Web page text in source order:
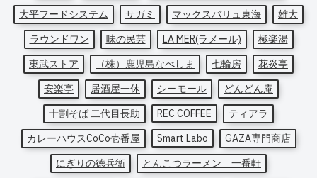
大平フードシステム
サガミ マックスバリュ東海
雄大
ラウンドワン
味の民芸 LA MER(ラメール)
極楽湯
東武ストア
（株）鹿児島なべしま 七輪房
花炎亭
安楽亭
居酒屋一休 シーモール
どんどん庵
十割そば 二代目長助
REC COFFEE
ティアラ
カレーハウスCoCo壱番屋
Smart Labo
GAZA専門商店
にぎりの徳兵衛
とんこつラーメン 一番軒